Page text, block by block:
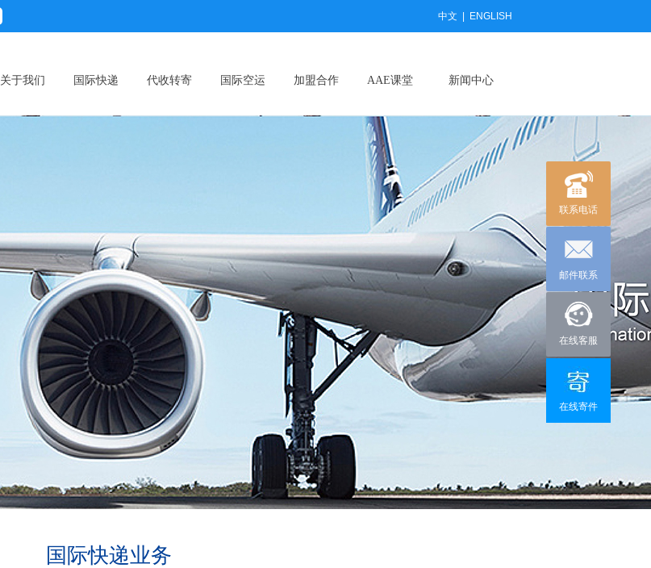
中文 ENGLISH
关于我们 国际快递 代收转寄 国际空运 加盟合作 AAE课堂 新闻中心
国际快递业务
联系电话
邮件联系
在线客服
在线寄件